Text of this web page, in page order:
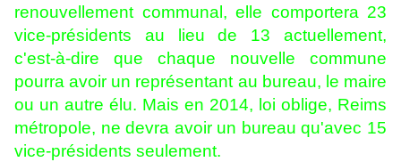
renouvellement communal, elle comportera 23
vice-présidents au lieu de 13 actuellement,
c'est-à-dire que chaque nouvelle commune
pourra avoir un représentant au bureau, le maire
ou un autre élu. Mais en 2014, loi oblige, Reims
métropole, ne devra avoir un bureau qu'avec 15
vice-présidents seulement.